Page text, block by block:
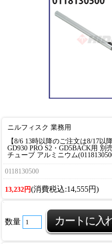
ニルフィスク 業務用
【8/6 13時以降のご注文は8/17以
GD930 PRO S2・GD5BACK用
チューブ アルミニウム
0118130500
13,232円(消費税込:14,555円)
数量